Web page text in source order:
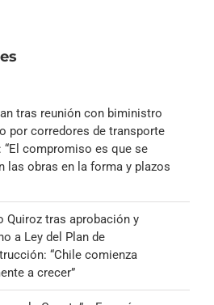
tras reunión con biministro
por corredores de transporte
“El compromiso es que se
las obras en la forma y plazos
Quiroz tras aprobación y
a Ley del Plan de
“Chile comienza
a crecer”